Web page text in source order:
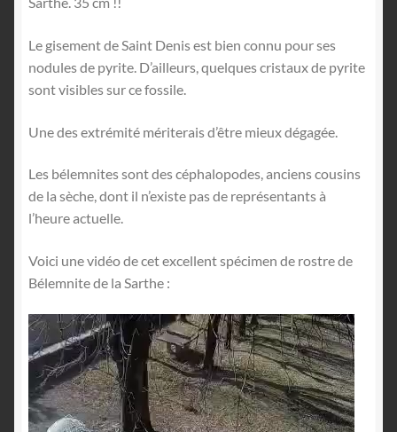
Le gisement de Saint Denis est bien connu pour ses
nodules de pyrite. D’ailleurs, quelques cristaux de pyrite
sont visibles sur ce fossile.
Une des extrémité mériterais d’être mieux dégagée.
Les bélemnites sont des céphalopodes, anciens cousins
de la sèche, dont il n’existe pas de représentants à
l’heure actuelle.
Voici une vidéo de cet excellent spécimen de rostre de
Bélemnite de la Sarthe :
Lecteur
vidéo